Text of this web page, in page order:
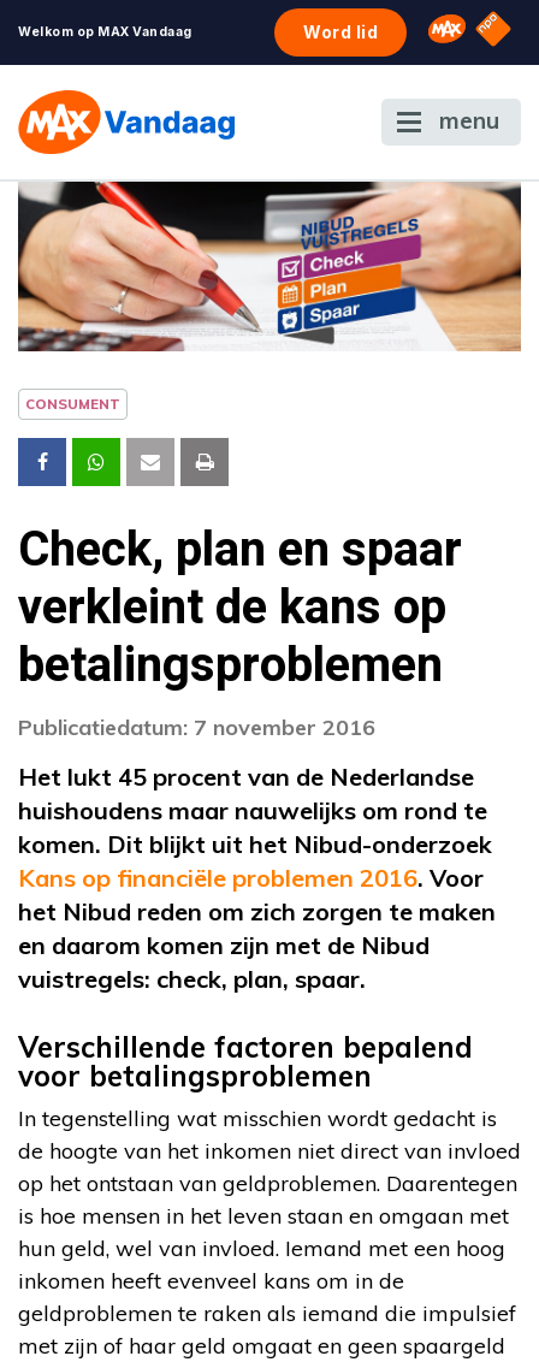
Welkom op MAX Vandaag Word lid Omroep
NPO
menu
CONSUMENT
Check, plan en spaar
verkleint de kans op
betalingsproblemen
Publicatiedatum: 7 november 2016
Het lukt 45 procent van de Nederlandse
huishoudens maar nauwelijks om rond te
komen. Dit blijkt uit het Nibud-onderzoek
Kans op financiële problemen 2016. Voor
het Nibud reden om zich zorgen te maken
en daarom komen zijn met de Nibud
vuistregels: check, plan, spaar.
Verschillende factoren bepalend
voor betalingsproblemen
In tegenstelling wat misschien wordt gedacht is
de hoogte van het inkomen niet direct van invloed
op het ontstaan van geldproblemen. Daarentegen
is hoe mensen in het leven staan en omgaan met
hun geld, wel van invloed. Iemand met een hoog
inkomen heeft evenveel kans om in de
geldproblemen te raken als iemand die impulsief
met zijn of haar geld omgaat en geen spaargeld